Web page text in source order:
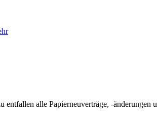
alle Papierneuverträge, -änderungen